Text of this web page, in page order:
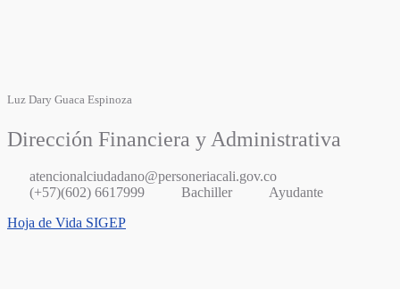
Luz Dary Guaca Espinoza
Dirección Financiera y Administrativa
atencionalciudadano@personeriacali.gov.co
(+57)(602) 6617999
Bachiller
Ayudante
Hoja de Vida SIGEP